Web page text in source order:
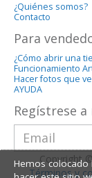
¿Quiénes somos?
Contacto
Para
¿Cómo abrir una
Funcionamiento
Hacer fotos que
AYUDA
Regístrese
Copyright
Términos y
Hemos